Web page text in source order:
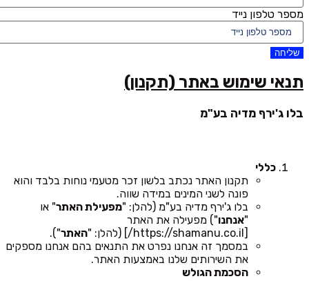
מספר טלפון נייד
שליחה
תנאי שימוש באתר (תקנון)
בלו ג'ירף מדיה בע"מ
כללי
תקנון האתר נכתב בלשון זכר מטעמי נוחות בלבד והוא
פונה לשני המינים במידה שווה.
בלו ג'ירף מדיה בע"מ (להלן: "מפעילת האתר" או
"אנחנו") מפעילה את האתר
[https://shamanu.co.il/] (להלן: "
האתר").
במסמך זה אנחנו נפרט את התנאים בהם אנחנו מספקים
את השירותים שלנו באמצעות האתר.
הסכמת הגולש